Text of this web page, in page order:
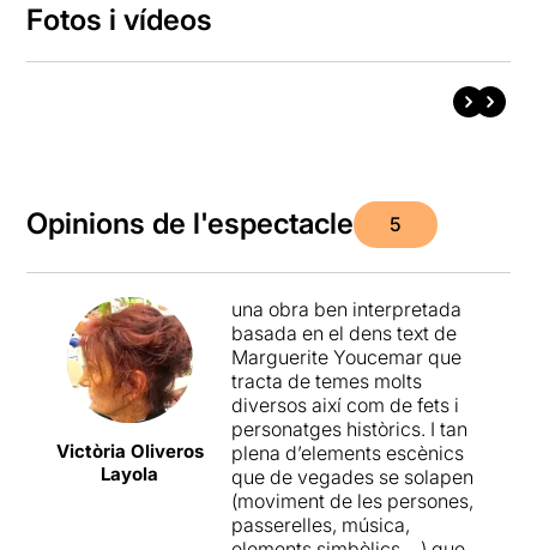
Fotos i vídeos
Opinions de l'espectacle 5
Victòria Oliveros
Layola
una obra ben interpretada
basada en el dens text de
Marguerite Youcemar que
tracta de temes molts
diversos així com de fets i
personatges històrics. I tan
plena d’elements escènics
que de vegades se solapen
(moviment de les persones,
passerelles, música,